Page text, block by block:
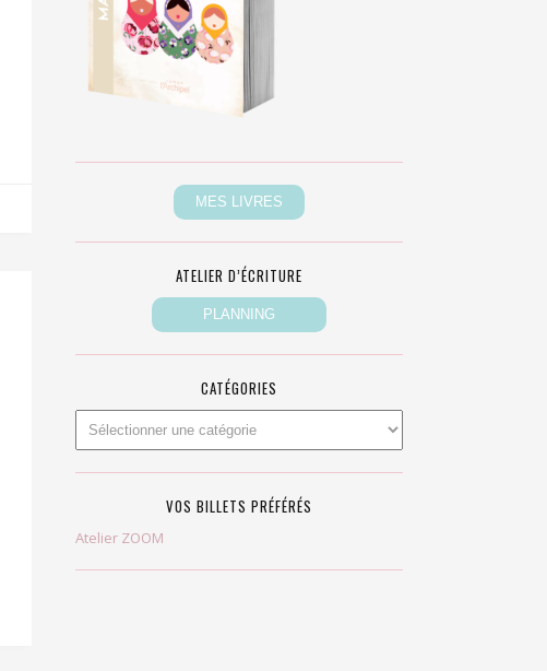
ATELIER D’ÉCRITURE
CATÉGORIES
VOS BILLETS PRÉFÉRÉS
Atelier ZOOM